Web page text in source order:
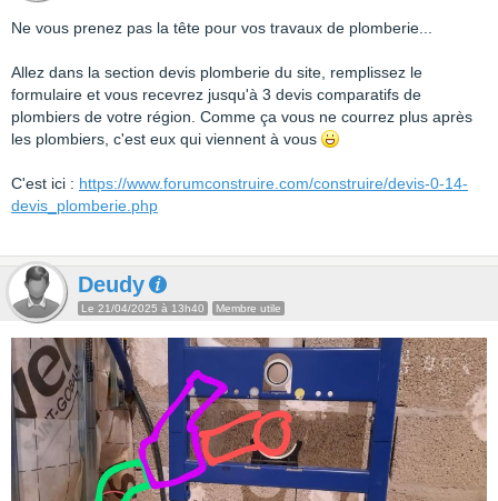
Ne vous prenez pas la tête pour vos travaux de plomberie...
Allez dans la section devis plomberie du site, remplissez le
formulaire et vous recevrez jusqu'à 3 devis comparatifs de
plombiers de votre région. Comme ça vous ne courrez plus après
les plombiers, c'est eux qui viennent à vous
C'est ici : https://www.forumconstruire.com/construire/devis-0-14-
devis_plomberie.php
Deudy
Le 21/04/2025 à 13h40 Membre utile